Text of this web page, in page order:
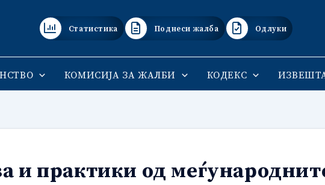
Статистика Поднеси жалба Одлуки
КОМИСИЈА ЗА ЖАЛБИ КОДЕКС
и практики од